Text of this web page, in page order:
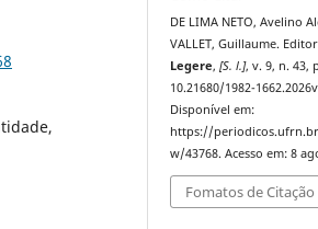
DE LIMA NETO, Avelino
VALLET, Guillaume.
Legere,[S. l.], v. 9, n. 43,
10.21680/1982-
Disponível em:
https://
w/43768. Acesso em: 8
Fomatos de Citação